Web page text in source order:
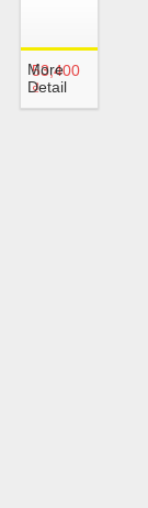
53,400
₫
More
Detail